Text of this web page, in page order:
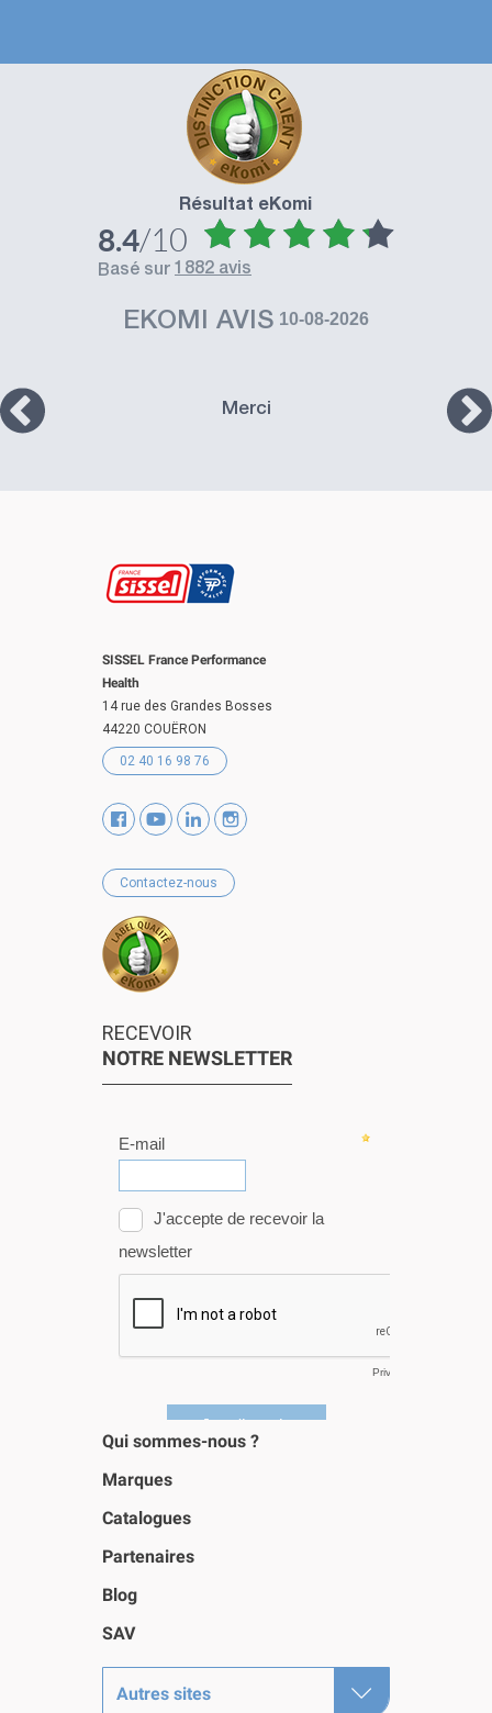
Résultat eKomi
8.4/10
basé sur 1882 avis
EKOMI AVIS 10-08-2026
Merci
SISSEL France Performance
Health
14 rue des Grandes Bosses
44220 COUËRON
02 40 16 98 76
Contactez-nous
RECEVOIR
NOTRE NEWSLETTER
Qui sommes-nous ?
Marques
Catalogues
Partenaires
Blog
SAV
Autres sites